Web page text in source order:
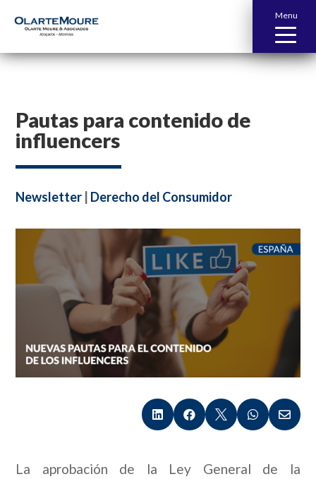
Menu
Pautas para contenido de
influencers
Newsletter Derecho del Consumidor
    
La aprobación de la Ley General de la